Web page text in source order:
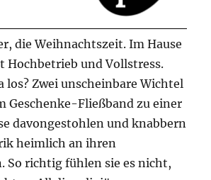
die Weihnachtszeit. Im Hause
Hochbetrieb und Vollstress.
los? Zwei unscheinbare Wichtel
Geschenke-Fließband zu einer
davongestohlen und knabbern
heimlich an ihren
So richtig fühlen sie es nicht,